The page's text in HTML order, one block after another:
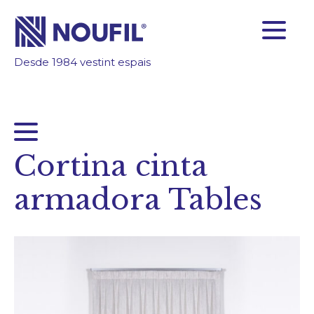
Desde 1984 vestint espais
SOM FABRICANTS
TECNOLOGIA
INSPIRA’T
ÀREA CLIENTS
Empresa
Serveis
Productes
Cortina cinta
armadora Tables